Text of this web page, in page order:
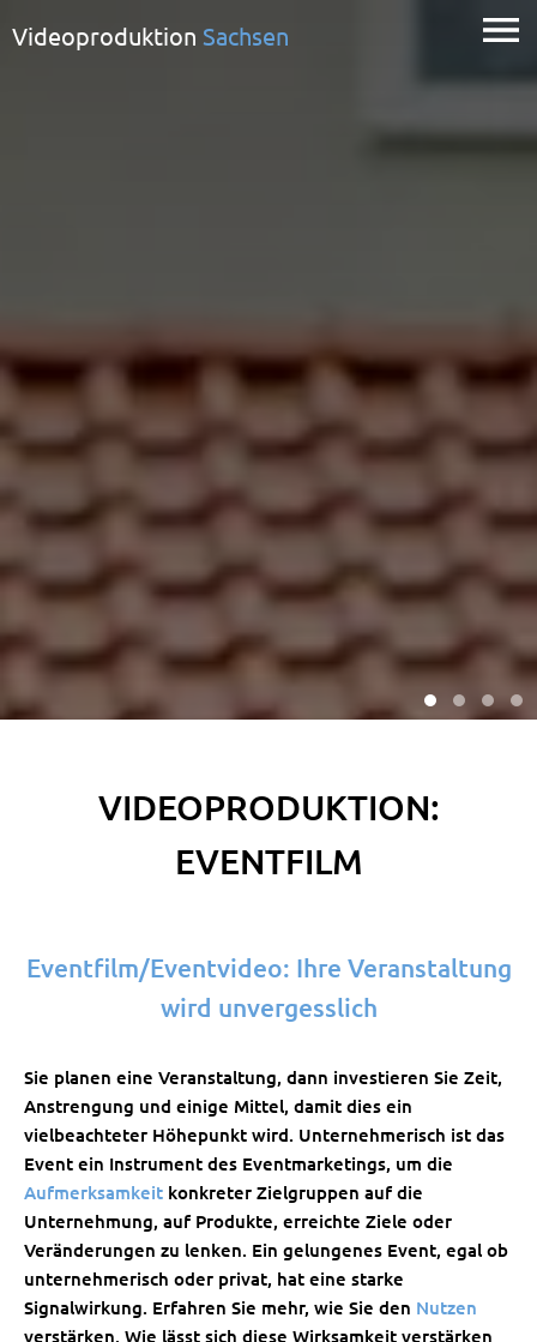
Videoproduktion Sachsen
VIDEOPRODUKTION:
EVENTFILM
Eventfilm/Eventvideo: Ihre Veranstaltung
wird unvergesslich
Sie planen eine Veranstaltung, dann investieren Sie Zeit,
Anstrengung und einige Mittel, damit dies ein
vielbeachteter Höhepunkt wird. Unternehmerisch ist das
Event ein Instrument des Eventmarketings, um die
Aufmerksamkeit konkreter Zielgruppen auf die
Unternehmung, auf Produkte, erreichte Ziele oder
Veränderungen zu lenken. Ein gelungenes Event, egal ob
unternehmerisch oder privat, hat eine starke
Signalwirkung. Erfahren Sie mehr, wie Sie den Nutzen
verstärken. Wie lässt sich diese Wirksamkeit verstärken